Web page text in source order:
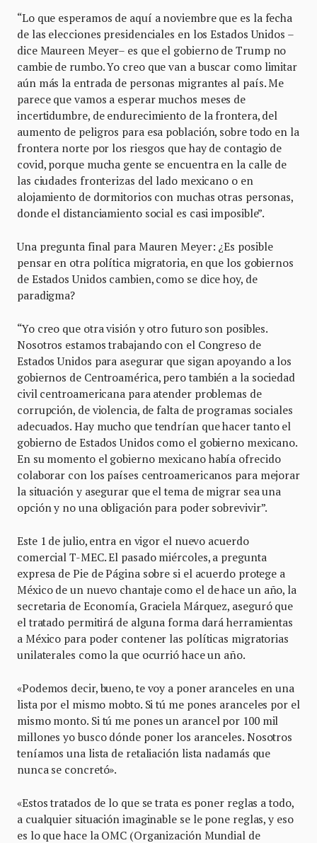
“Lo que esperamos de aquí a noviembre que es la fecha
de las elecciones presidenciales en los Estados Unidos –
dice Maureen Meyer– es que el gobierno de Trump no
cambie de rumbo. Yo creo que van a buscar como limitar
aún más la entrada de personas migrantes al país. Me
parece que vamos a esperar muchos meses de
incertidumbre, de endurecimiento de la frontera, del
aumento de peligros para esa población, sobre todo en la
frontera norte por los riesgos que hay de contagio de
covid, porque mucha gente se encuentra en la calle de
las ciudades fronterizas del lado mexicano o en
alojamiento de dormitorios con muchas otras personas,
donde el distanciamiento social es casi imposible”.
Una pregunta final para Mauren Meyer: ¿Es posible
pensar en otra política migratoria, en que los gobiernos
de Estados Unidos cambien, como se dice hoy, de
paradigma?
“Yo creo que otra visión y otro futuro son posibles.
Nosotros estamos trabajando con el Congreso de
Estados Unidos para asegurar que sigan apoyando a los
gobiernos de Centroamérica, pero también a la sociedad
civil centroamericana para atender problemas de
corrupción, de violencia, de falta de programas sociales
adecuados. Hay mucho que tendrían que hacer tanto el
gobierno de Estados Unidos como el gobierno mexicano.
En su momento el gobierno mexicano había ofrecido
colaborar con los países centroamericanos para mejorar
la situación y asegurar que el tema de migrar sea una
opción y no una obligación para poder sobrevivir”.
Este 1 de julio, entra en vigor el nuevo acuerdo
comercial T-MEC. El pasado miércoles, a pregunta
expresa de Pie de Página sobre si el acuerdo protege a
México de un nuevo chantaje como el de hace un año, la
secretaria de Economía, Graciela Márquez, aseguró que
el tratado permitirá de alguna forma dará herramientas
a México para poder contener las políticas migratorias
unilaterales como la que ocurrió hace un año.
«Podemos decir, bueno, te voy a poner aranceles en una
lista por el mismo mobto. Si tú me pones aranceles por el
mismo monto. Si tú me pones un arancel por 100 mil
millones yo busco dónde poner los aranceles. Nosotros
teníamos una lista de retaliación lista nadamás que
nunca se concretó».
«Estos tratados de lo que se trata es poner reglas a todo,
a cualquier situación imaginable se le pone reglas, y eso
es lo que hace la OMC (Organización Mundial de